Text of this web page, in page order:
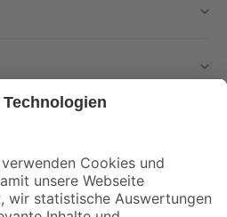
und Aktionen mehr verpassen!